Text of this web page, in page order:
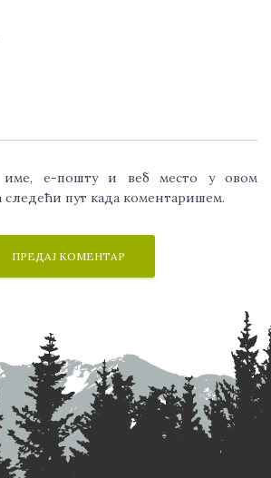
име, е-пошту и веб место у овом
следећи пут када коментаришем.